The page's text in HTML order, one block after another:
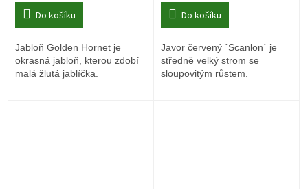
Do košíku
Jabloň Golden Hornet je
okrasná jabloň, kterou zdobí
malá žlutá jablíčka.
Do košíku
Javor červený ´Scanlon´ je
středně velký strom se
sloupovitým růstem.